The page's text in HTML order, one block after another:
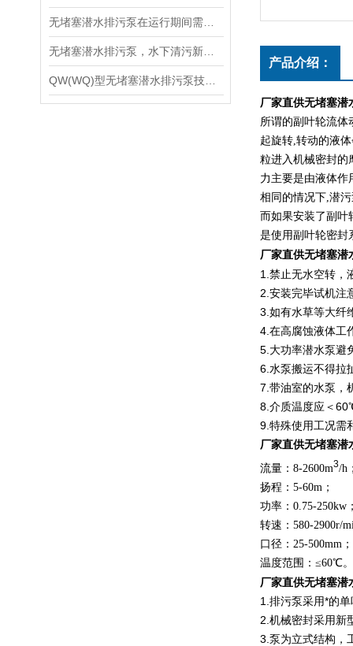
产品介绍：
厂家直供无堵塞潜
所谓的副叶轮流体
起旋转,转动的液
粒进入机械密封的
力主要是由液体作
相同的情况下,潜
而如果安装了副叶
是使用副叶轮密封
厂家直供无堵塞潜
1.禁止无水空转，
2.安装完毕试机注
3.如有水草等大纤
4.在高腐蚀液体工
5.大功率潜水泵避
6.水泵搬运不得拉
7.带油室的水泵，
8.介质温度应＜
9.特殊使用工况需
厂家直供无堵塞潜
流量：8-2600m3/h
扬程：5-60m；
功率：0.75-250kw
转速：580-2900r/
口径：25-500mm；
温度范围：≤60℃。
厂家直供无堵塞潜
1.排污泵采用*的
2.机械密封采用新
3.泵为立式结构，